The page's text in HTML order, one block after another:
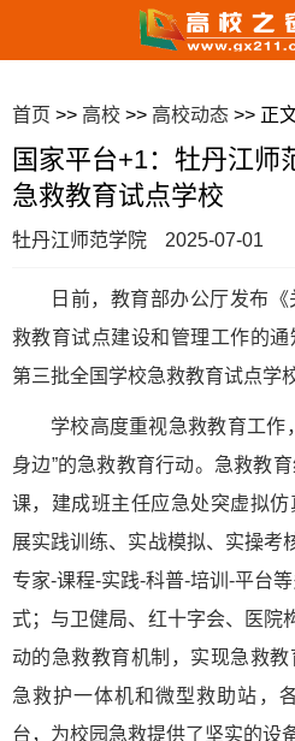
首页 >> 高校 >> 高校动态 >> 正
国家平台+1：牡丹江师
急救教育试点学校
牡丹江师范学院 2025-07-01
日前，教育部办公厅发布
救教育试点建设和管理工作的
第三批全国学校急救教育试点学校
学校高度重视急救教育工作
身边”的急救教育行动。急救教
课，建成班主任应急处突虚拟
展实践训练、实战模拟、实操考
专家-课程-实践-科普-培训-平台
式；与卫健局、红十字会、医院
动的急救教育机制，实现急救
急救护一体机和微型救助站，
台，为校园急救提供了坚实的设